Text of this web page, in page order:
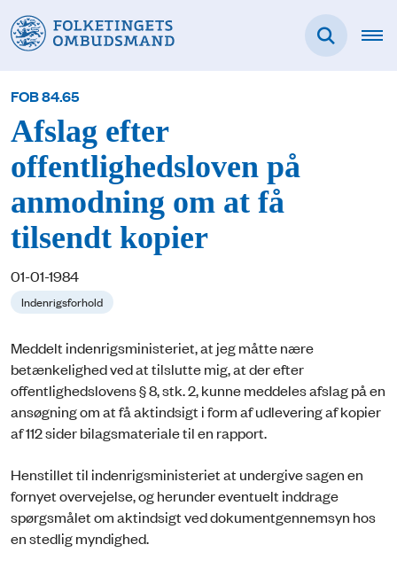
FOB 84.65
Afslag efter
offentlighedsloven på
anmodning om at få
tilsendt kopier
01-01-1984
Indenrigsforhold
Meddelt indenrigsministeriet, at jeg måtte nære
betænkelighed ved at tilslutte mig, at der efter
offentlighedslovens § 8, stk. 2, kunne meddeles afslag på en
ansøgning om at få aktindsigt i form af udlevering af kopier
af 112 sider bilagsmateriale til en rapport.
Henstillet til indenrigsministeriet at undergive sagen en
fornyet overvejelse, og herunder eventuelt inddrage
spørgsmålet om aktindsigt ved dokumentgennemsyn hos
en stedlig myndighed.